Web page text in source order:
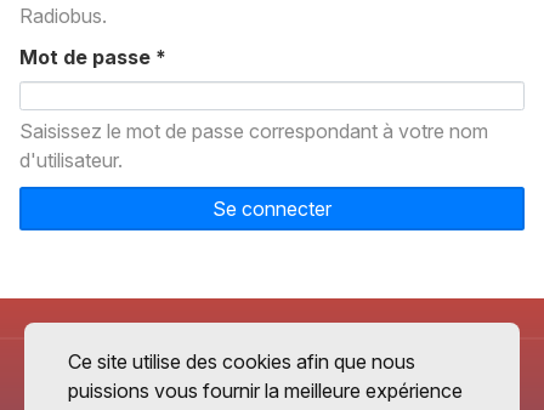
Radiobus.
Mot de passe *
Saisissez le mot de passe correspondant à votre nom
d'utilisateur.
Se connecter
Ce site utilise des cookies afin que nous
puissions vous fournir la meilleure expérience